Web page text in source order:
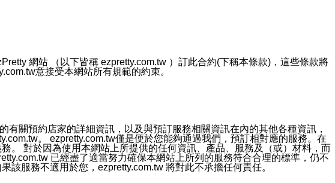
下三個條件者，將可收到通知型訊息。
網站 （以下皆稱 ezpretty.com.tw ）訂此合約(下稱本條款)，這些條款將
意接受本網站所有規範的約束。
關預約店家的詳細資訊，以及與預訂服務相關資訊在內的其他各種資訊，
。 ezpretty.com.tw僅是便於您能夠通過我們，預訂相對應的服務。在
。 對於因為使用本網站上所提供的任何資訊、產品、服務及（或）材料，而
已經盡了適當努力確保本網站上所列的服務符合合理的標準，仍不
服務不適用於您，ezpretty.com.tw 將對此不承擔任何責任。